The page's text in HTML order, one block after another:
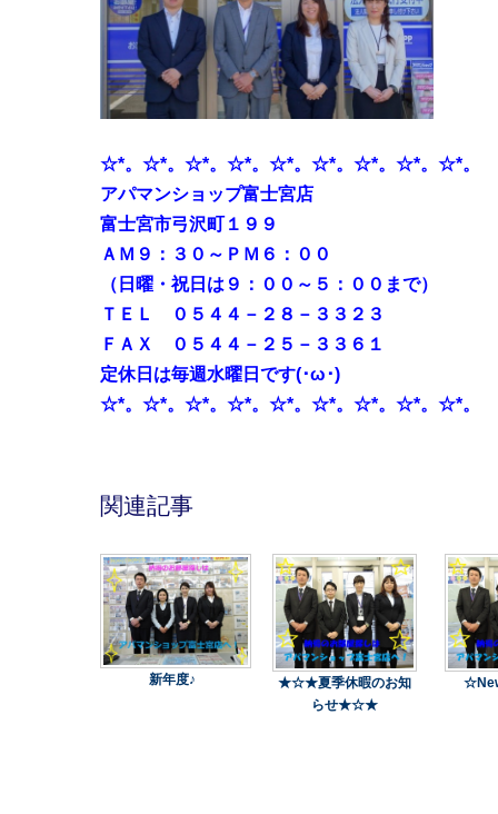
☆*。☆*。☆*。☆*。☆*。☆*。☆*。☆*。☆*。
アパマンショップ富士宮店
富士宮市弓沢町１９９
ＡＭ９：３０～ＰＭ６：００
（日曜・祝日は９：００～５：００まで）
ＴＥＬ ０５４４－２８－３３２３
ＦＡＸ ０５４４－２５－３３６１
定休日は毎週水曜日です(･ω･)
☆*。☆*。☆*。☆*。☆*。☆*。☆*。☆*。☆*。
関連記事
新年度♪
★☆★夏季休暇のお知
らせ★☆★